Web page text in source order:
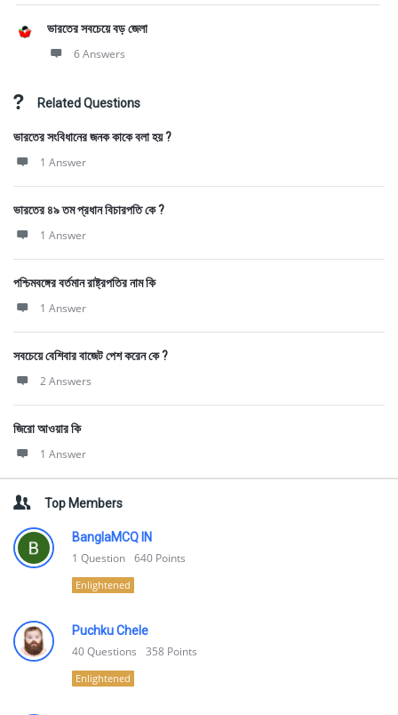
ভারতের সবচেয়ে বড় জেলা
6 Answers
Related Questions
ভারতের সংবিধানের জনক কাকে বলা হয় ?
1 Answer
ভারতের ৪৯ তম প্রধান বিচারপতি কে ?
1 Answer
পশ্চিমবঙ্গের বর্তমান রাষ্ট্রপতির নাম কি
1 Answer
সবচেয়ে বেশিবার বাজেট পেশ করেন কে ?
2 Answers
জিরো আওয়ার কি
1 Answer
Top Members
BanglaMCQ IN
1 Question 640 Points
Enlightened
Puchku Chele
40Questions 358 Points
Enlightened